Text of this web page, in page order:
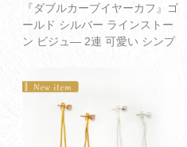
『ダブルカーブイヤーカフ』ゴ
ールド シルバー ラインストー
ン ビジュ― 2連 可愛い シンプ